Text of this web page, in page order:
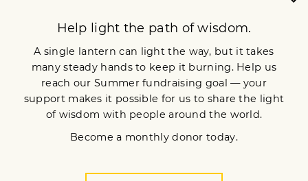
OUR MISSION
DONATE
JOIN NOW